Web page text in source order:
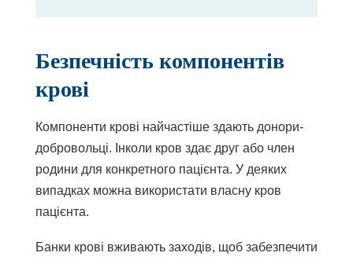
Безпечність компонентів
крові
Компоненти крові найчастіше здають донори-
добровольці. Інколи кров здає друг або член
родини для конкретного пацієнта. У деяких
випадках можна використати власну кров
пацієнта.
Банки крові вживають заходів, щоб забезпечити